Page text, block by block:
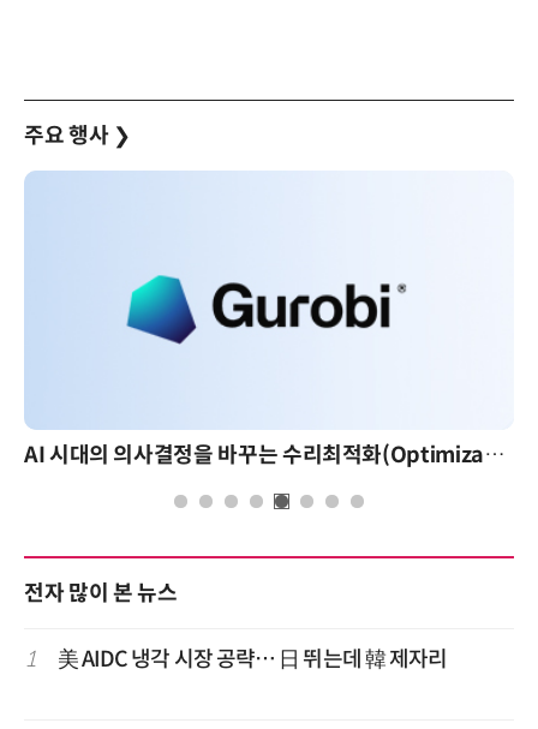
주요 행사 ❯
AI 시대의 의사결정을 바꾸는 수리최적화(Optimization): 실제 산업 적용 사례와 활용 전략
전자 많이 본 뉴스
1 美 AIDC 냉각 시장 공략… 日 뛰는데 韓 제자리